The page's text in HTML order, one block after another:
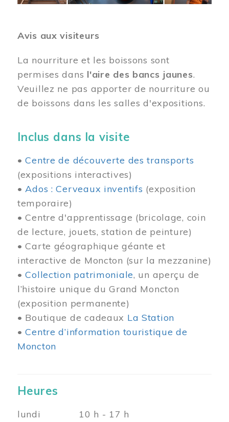
Avis aux visiteurs
La nourriture et les boissons sont
permises dans l'aire des bancs jaunes.
Veuillez ne pas apporter de nourriture ou
de boissons dans les salles d'expositions.
Inclus dans la visite
•Centre de découverte des transports
(expositions interactives)
•Ados : Cerveaux inventifs (exposition
temporaire)
• Centre d'apprentissage (bricolage, coin
de lecture, jouets, station de peinture)
• Carte géographique géante et
interactive de Moncton (sur la mezzanine)
•Collection patrimoniale, un aperçu de
l’histoire unique du Grand Moncton
(exposition permanente)
• Boutique de cadeaux La Station
•Centre d’information touristique de
Moncton
Heures
lundi 10 h - 17 h